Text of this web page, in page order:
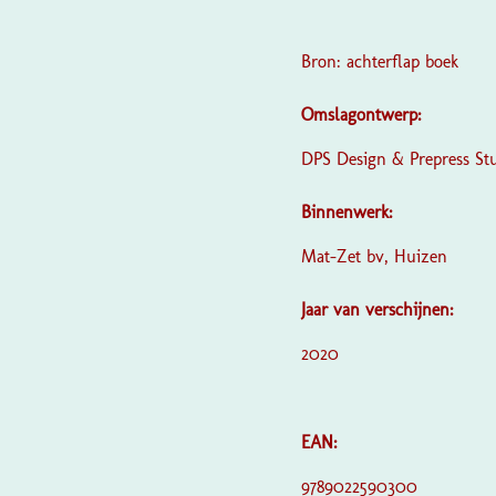
Bron: achterflap boek
Omslagontwerp:
DPS Design & Prepress
Binnenwerk:
Mat-Zet bv, Huizen
Jaar van verschijnen:
2020
EAN:
9789022590300